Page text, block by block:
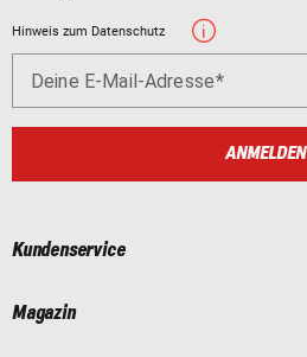
Hinweis zum Datenschutz
Deine E-Mail-Adresse
ANMELDEN
Kundenservice
Magazin